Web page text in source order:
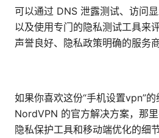
可以通过 DNS 泄露测试、访问显
以及使用专门的隐私测试工具来
声誉良好、隐私政策明确的服务
如果你喜欢这份“手机设置vpn”
NordVPN 的官方解决方案，那里
隐私保护工具和移动端优化的细